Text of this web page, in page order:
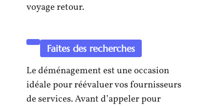
voyage retour.
Faites des recherches
Le déménagement est une occasion
idéale pour réévaluer vos fournisseurs
de services. Avant d’appeler pour